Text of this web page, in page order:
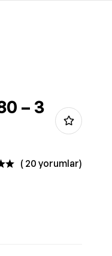
– 3
( 20 yorumlar)